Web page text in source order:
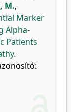
M.,
Marker
Alpha-
Patients